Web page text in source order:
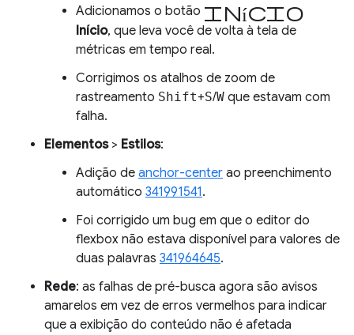
Adicionamos o botão Início
Início, que leva você de volta à tela de
métricas em tempo real.
Corrigimos os atalhos de zoom de
rastreamento Shift+S/W que estavam com
falha.
Elementos> Estilos:
Adição de anchor-center ao preenchimento
automático 341991541.
Foi corrigido um bug em que o editor do
flexbox não estava disponível para valores de
duas palavras 341964645.
Rede: as falhas de pré-busca agora são avisos
amarelos em vez de erros vermelhos para indicar
que a exibição do conteúdo não é afetada